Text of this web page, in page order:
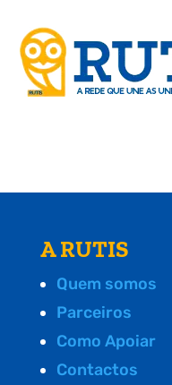
A RUTIS
Quem somos
Parceiros
Como Apoiar
Contactos